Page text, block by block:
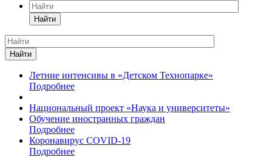
Найти
Найти
Летние интенсивы в «Детском Технопарке»
Подробнее
Национальный проект «Наука и университеты»
Обучение иностранных граждан
Подробнее
Коронавирус COVID-19
Подробнее